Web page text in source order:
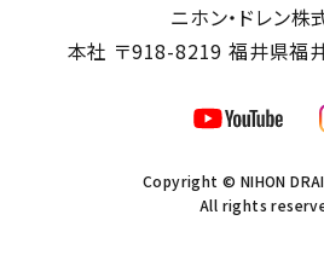
ニホン・ドレン株
本社 〒918-8219 福井県福
Copyright © NIHON
All rights